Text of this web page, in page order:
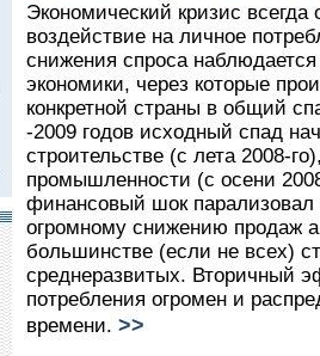
Экономический кризис всегда
воздействие на личное
снижения спроса
экономики, через которые
конкретной страны в общий
-2009 годов исходный спад
строительстве (с лета 2008-
промышленности (с осени
финансовый шок парализовал
огромному снижению продаж
большинстве (если не всех)
среднеразвитых. Вторичный
потребления огромен и
времени. >>